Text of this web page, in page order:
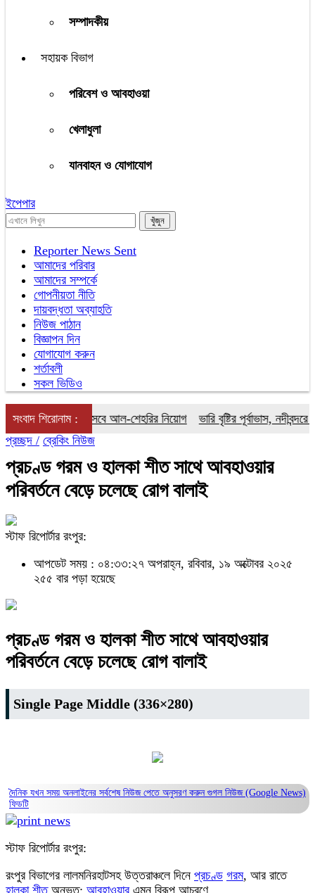
সম্পাদকীয়
সহায়ক বিভাগ
পরিবেশ ও আবহাওয়া
খেলাধুলা
যানবাহন ও যোগাযোগ
ইপেপার
Reporter News Sent
আমাদের পরিবার
আমাদের সম্পর্কে
গোপনীয়তা নীতি
দায়বদ্ধতা অব্যাহতি
নিউজ পাঠান
বিজ্ঞাপন দিন
যোগাযোগ করুন
শর্তাবলী
সকল ভিডিও
সংবাদ শিরোনাম :
কমান্ডার হিসেবে আল-শেহরির নিয়োগ
ভারি বৃষ্টির পূর্বাভাস, নদীবন্দরে
প্রচ্ছদ / ব্রেকিং নিউজ
প্রচণ্ড গরম ও হালকা শীত সাথে আবহাওয়ার
পরিবর্তনে বেড়ে চলেছে রোগ বালাই
স্টাফ রিপোর্টার রংপুর:
আপডেট সময় : ০৪:৩৩:২৭ অপরাহ্ন, রবিবার, ১৯ অক্টোবর ২০২৫
২৫৫ বার পড়া হয়েছে
প্রচণ্ড গরম ও হালকা শীত সাথে আবহাওয়ার
পরিবর্তনে বেড়ে চলেছে রোগ বালাই
Single Page Middle (336×280)
দৈনিক যখন সময় অনলাইনের সর্বশেষ নিউজ পেতে অনুসরণ করুন গুগল নিউজ (Google News)
ফিডটি
স্টাফ রিপোর্টার রংপুর:
রংপুর বিভাগের লালমনিরহাটসহ উত্তরাঞ্চলে দিনে প্রচণ্ড গরম, আর রাতে
হালকা শীতঅনুভূত; আবহাওয়ারএমন বিরূপ আচরণে